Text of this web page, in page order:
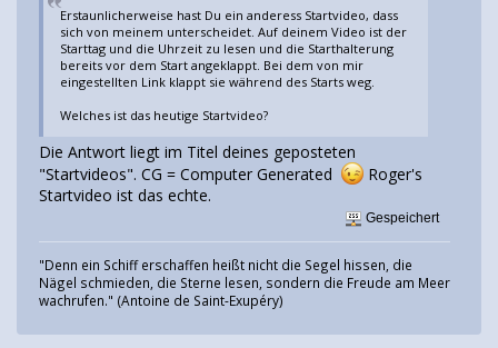
Erstaunlicherweise hast Du ein anderess Startvideo, dass
sich von meinem unterscheidet. Auf deinem Video ist der
Starttag und die Uhrzeit zu lesen und die Starthalterung
bereits vor dem Start angeklappt. Bei dem von mir
eingestellten Link klappt sie während des Starts weg.
Welches ist das heutige Startvideo?
Die Antwort liegt im Titel deines geposteten
"Startvideos". CG = Computer Generated
Roger's
Startvideo ist das echte.
Gespeichert
"Denn ein Schiff erschaffen heißt nicht die Segel hissen, die
Nägel schmieden, die Sterne lesen, sondern die Freude am Meer
wachrufen." (Antoine de Saint-Exupéry)